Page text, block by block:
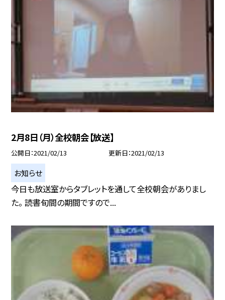
2月8日（月）全校朝会【放送】
公開日 2021/02/13 更新日 2021/02/13
お知らせ
今日も放送室からタブレットを通して全校朝会がありまし
た。 読書旬間の期間ですので...